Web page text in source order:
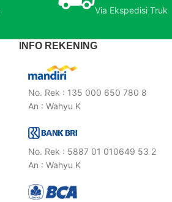
Via Ekspedisi Truk
INFO REKENING
No. Rek : 135 000 650 780 8
An : Wahyu K
No. Rek : 5887 01 010649 53 2
An : Wahyu K